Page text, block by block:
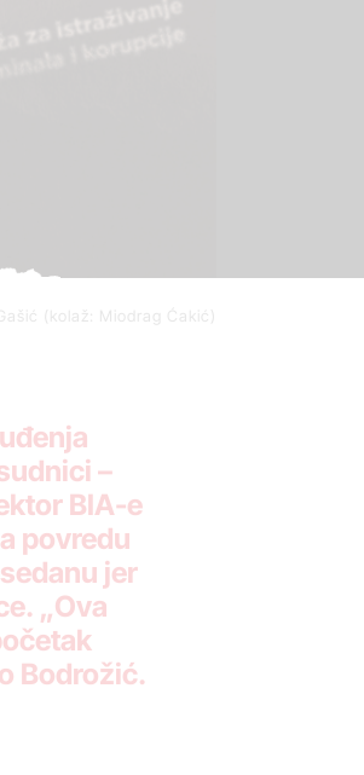
(kolaž: Miodrag Ćakić)
–
BIA-e
povredu
jer
„Ova
Bodrožić.